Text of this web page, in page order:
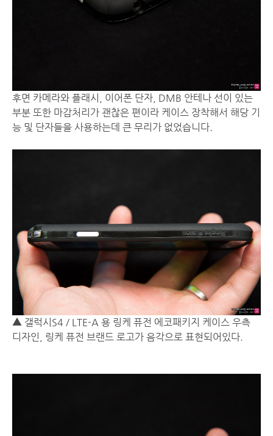
후면 카메라와 플래시, 이어폰 단자, DMB 안테나 선이 있는
부분 또한 마감처리가 괜찮은 편이라 케이스 장착해서 해당 기
능 및 단자들을 사용하는데 큰 무리가 없었습니다.
▲ 갤럭시S4 / LTE-A 용 링케 퓨전 에코패키지 케이스 우측
디자인, 링케 퓨전 브랜드 로고가 음각으로 표현되어있다.